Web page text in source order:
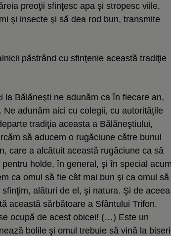
preoţii sfinţesc apa şi stropesc viile,
şi insecte şi să dea rod bun, transmite
păstrând cu sfinţenie această tradiţie
la Bălăneşti ne adunăm ca în fiecare an,
adunăm aici cu colegii, cu autorităţile
tradiţia aceasta a Bălăneştiului,
să aducem o rugăciune către bunul
care a alcătuit această rugăciune ca să
holde, în general, şi în special acum
ca omul să fie cât mai bun şi ca omul să
alături de el, şi natura. Şi de
această sărbătoare a Sfântului Trifon.
ocupă de acest obicei! (…) Este un
bolile şi omul trebuie să vină la